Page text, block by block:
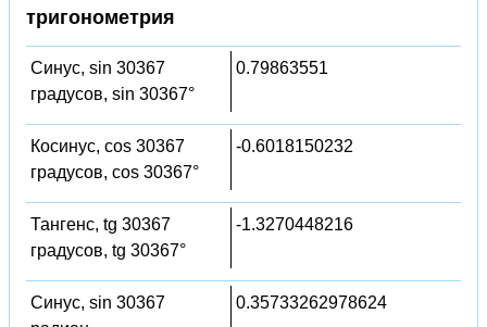
тригонометрия
Синус, sin 30367
градусов, sin 30367°
0.79863551
Косинус, cos 30367
градусов, cos 30367°
-0.6018150232
Тангенс, tg 30367
градусов, tg 30367°
-1.3270448216
Синус, sin 30367
0.35733262978624